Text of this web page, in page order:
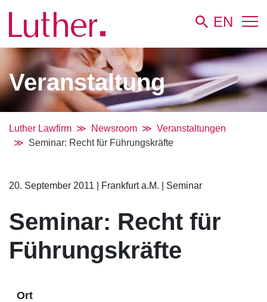
EN
Veranstaltung
Luther Lawfirm Newsroom
Veranstaltungen
Seminar: Recht für Führungskräfte
20. September 2011 Frankfurt a.M. Seminar
Seminar: Recht für
Führungskräfte
Ort